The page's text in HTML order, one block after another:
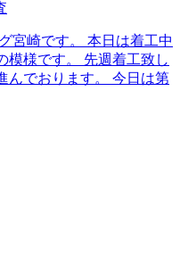
宮崎です。 本日は着工中
模様です。 先週着工致し
んでおります。 今日は第